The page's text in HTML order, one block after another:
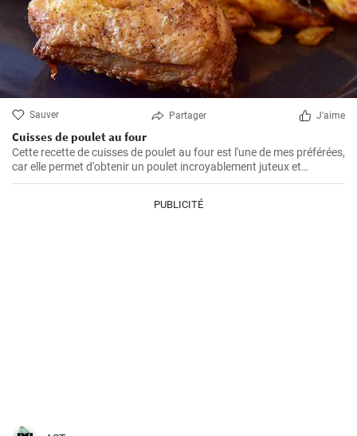
Sauver Partager J'aime
Cuisses de poulet au four
Cette recette de cuisses de poulet au four est l'une de mes préférées,
car elle permet d'obtenir un poulet incroyablement juteux et
savoureux. Les cuisses de poulet sont les parties du poulet que je
préfère cuire au four parce qu'elles restent juteuses même après un
long temps de cuisson. De plus, les ingrédients sont simples, mais
PUBLICITÉ